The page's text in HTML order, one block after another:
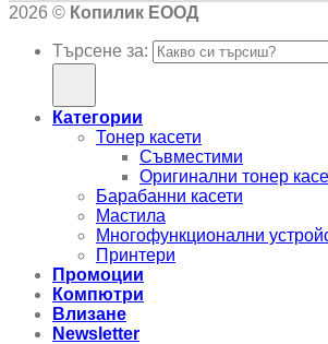
2026 © Копилик ЕООД
Търсене за:
Категории
Тонер касети
Съвместими
Оригинални тонер
Барабанни касети
Мастила
Многофункционални
Принтери
Промоции
Компютри
Влизане
Newsletter